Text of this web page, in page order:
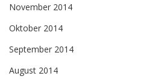
November 2014
Oktober 2014
September 2014
August 2014